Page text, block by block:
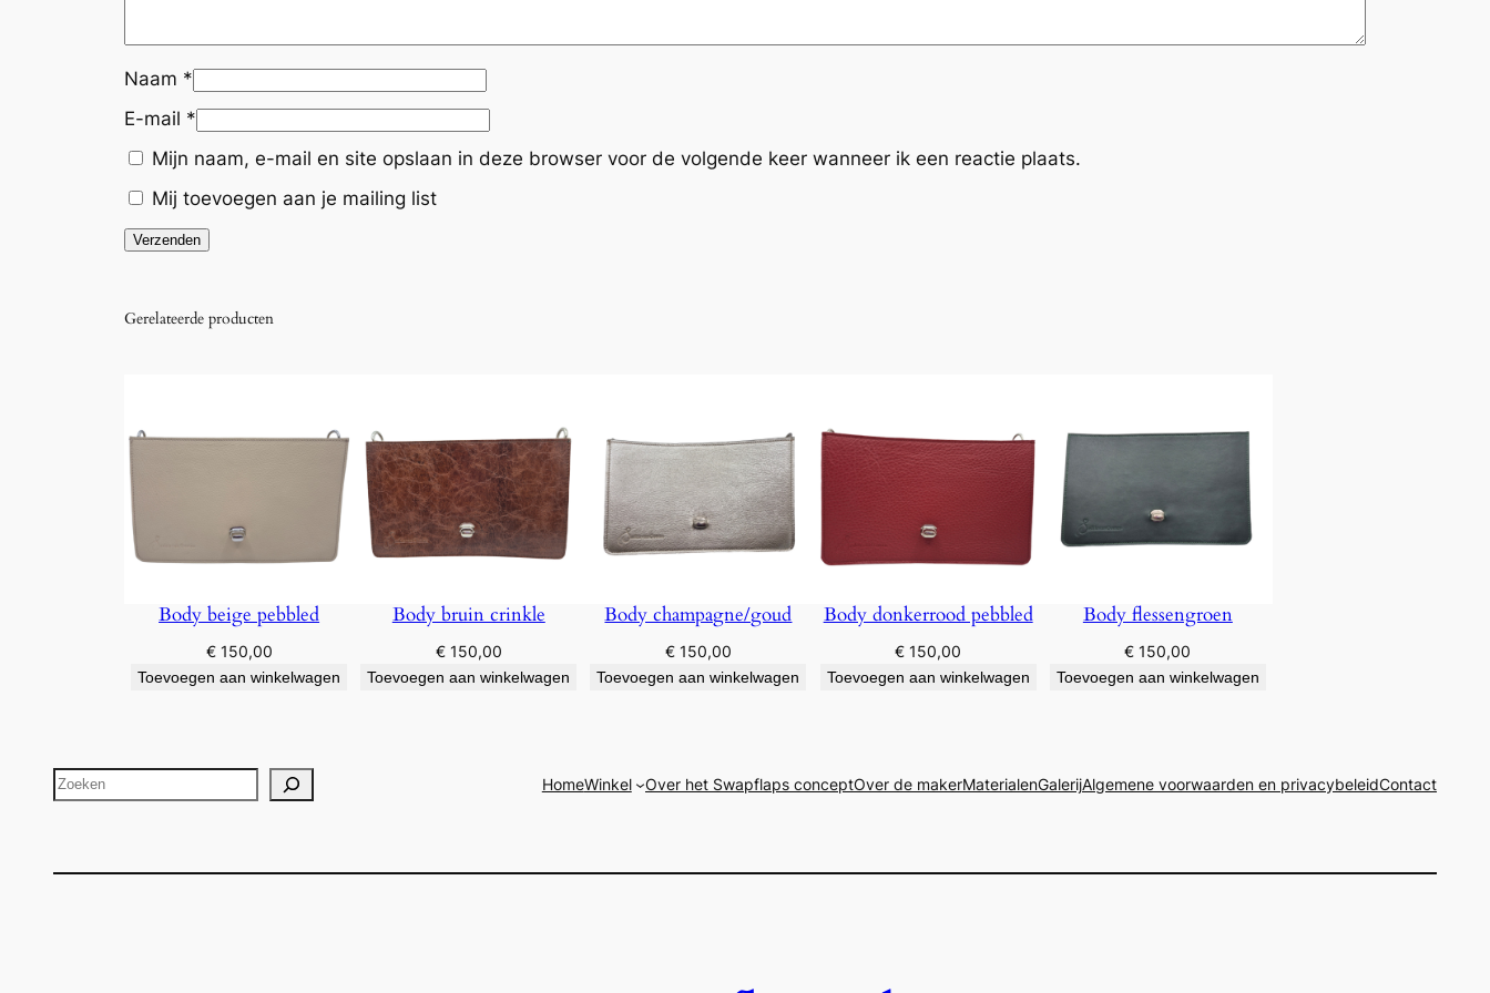
Naam *
E-mail *
Mijn naam, e-mail en site opslaan in deze browser voor de volgende keer wanneer ik een reactie plaats.
Mij toevoegen aan je mailing list
Gerelateerde producten
Body beige pebbled
€150,00
Toevoegen aan winkelwagen
Body bruin crinkle
€150,00
Toevoegen aan winkelwagen
Body champagne/goud
€150,00
Toevoegen aan winkelwagen
Body donkerrood pebbled
€ 150,00
Toevoegen aan winkelwagen
Body flessengroen
€ 150,00
Toevoegen aan winkelwagen
Zoeken HomeWinkel Over het Swapflaps conceptOver de makerMaterialenGalerijAlgemene voorwaarden en privacybeleidContact